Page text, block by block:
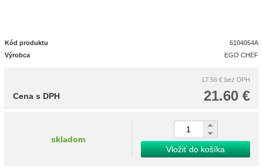
Kód produktu
6104054A
Výrobca
EGO CHEF
17.56 € bez DPH
21.60 €
Cena s DPH
skladom
Vložiť do košíka